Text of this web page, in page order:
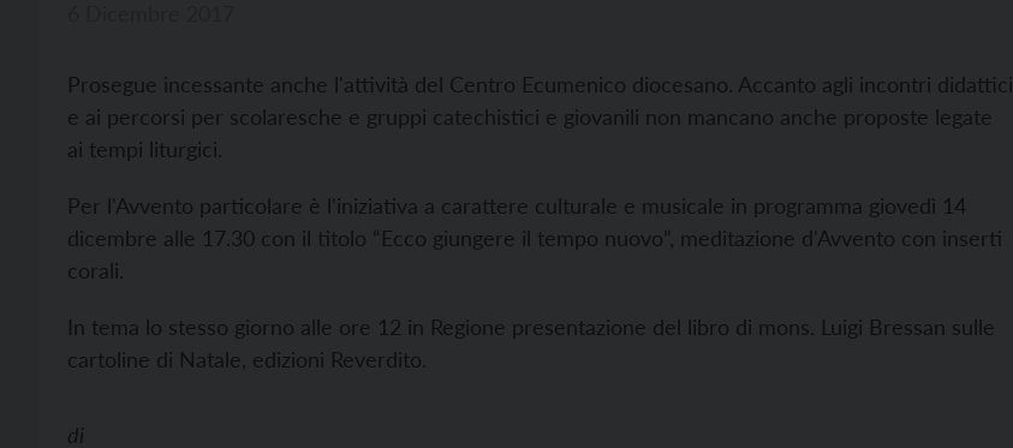
Prosegue incessante anche l'attività del Centro Ecumenico diocesano. Accanto agli incontri didattici
e ai percorsi per scolaresche e gruppi catechistici e giovanili non mancano anche proposte legate
ai tempi liturgici.
Per l'Avvento particolare è l'iniziativa a carattere culturale e musicale in programma giovedì 14
dicembre alle 17.30 con il titolo “Ecco giungere il tempo nuovo”, meditazione d'Avvento con inserti
corali.
In tema lo stesso giorno alle ore 12 in Regione presentazione del libro di mons. Luigi Bressan sulle
cartoline di Natale, edizioni Reverdito.
di